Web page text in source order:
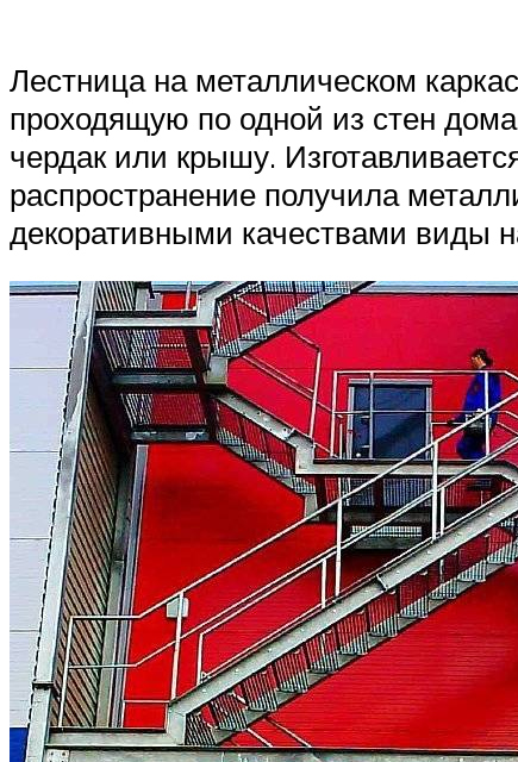
Лестница на металлическом
проходящую по одной из стен
чердак или крышу.
распространение получила
декоративными качествами виды